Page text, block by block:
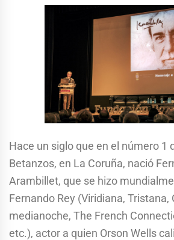
Hace un siglo que en el número 1
Betanzos, en La Coruña, nació
Arambillet, que se hizo
Fernando Rey (Viridiana, Tristana,
medianoche, The French
etc.), actor a quien Orson Wells